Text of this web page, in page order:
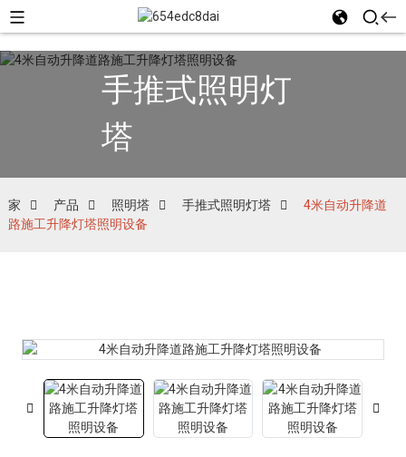
手推式照明灯
塔
家 产品 照明塔 手推式照明灯塔
4米自动升降道
路施工升降灯塔照明设备